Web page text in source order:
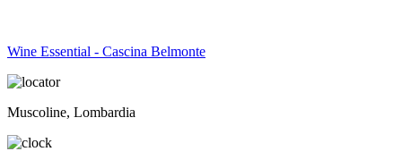
Wine Essential - Cascina Belmonte
Muscoline, Lombardia